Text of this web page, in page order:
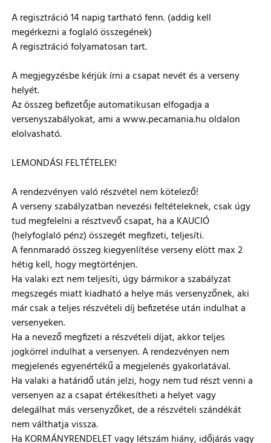
A regisztráció 14 napig tartható fenn. (addig kell
megérkezni a foglaló összegének)
A regisztráció folyamatosan tart.
A megjegyzésbe kérjük írni a csapat nevét és a verseny
helyét.
Az összeg befizetője automatikusan elfogadja a
versenyszabályokat, ami a www.pecamania.hu oldalon
elolvasható.
LEMONDÁSI FELTÉTELEK!
A rendezvényen való részvétel nem kötelező!
A verseny szabályzatban nevezési feltételeknek, csak úgy
tud megfelelni a résztvevő csapat, ha a KAUCIÓ
(helyfoglaló pénz) összegét megfizeti, teljesíti.
A fennmaradó összeg kiegyenlítése verseny elött max 2
hétig kell, hogy megtörténjen.
Ha valaki ezt nem teljesíti, úgy bármikor a szabályzat
megszegés miatt kiadható a helye más versenyzőnek, aki
már csak a teljes részvételi díj befizetése után indulhat a
versenyeken.
Ha a nevező megfizeti a részvételi díjat, akkor teljes
jogkörrel indulhat a versenyen. A rendezvényen nem
megjelenés egyenértékű a megjelenés gyakorlatával.
Ha valaki a határidő után jelzi, hogy nem tud részt venni a
versenyen az a csapat értékesítheti a helyet vagy
delegálhat más versenyzőket, de a részvételi szándékát
nem válthatja vissza.
Ha KORMÁNYRENDELET vagy létszám hiány, időjárás vagy